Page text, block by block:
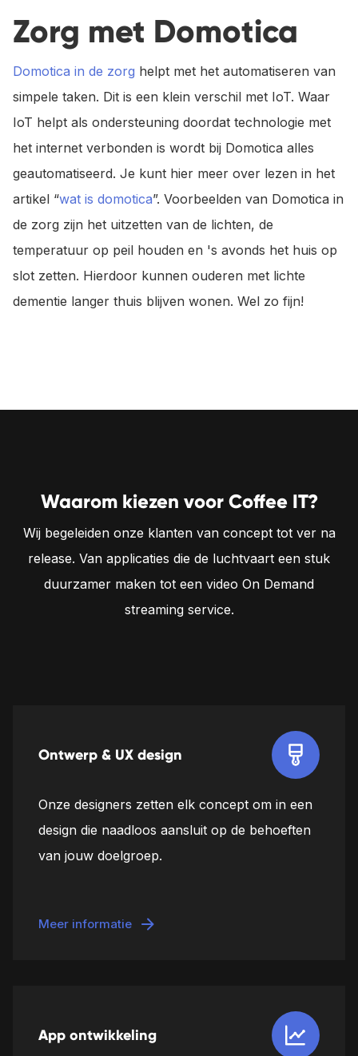
Zorg met Domotica
Domotica in de zorg helpt met het automatiseren van
simpele taken. Dit is een klein verschil met IoT. Waar
IoT helpt als ondersteuning doordat technologie met
het internet verbonden is wordt bij Domotica alles
geautomatiseerd. Je kunt hier meer over lezen in het
artikel “wat is domotica”. Voorbeelden van Domotica in
de zorg zijn het uitzetten van de lichten, de
temperatuur op peil houden en 's avonds het huis op
slot zetten. Hierdoor kunnen ouderen met lichte
dementie langer thuis blijven wonen. Wel zo fijn!
Waarom kiezen voor Coffee IT?
Wij begeleiden onze klanten van concept tot ver na
release. Van applicaties die de luchtvaart een stuk
duurzamer maken tot een video On Demand
streaming service.
Ontwerp & UX design
Onze designers zetten elk concept om in een
design die naadloos aansluit op de behoeften
van jouw doelgroep.
Meer informatie
App ontwikkeling